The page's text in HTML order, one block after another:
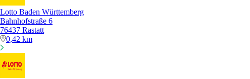
Lotto Baden Württemberg
Bahnhofstraße 6
76437 Rastatt
0,42 km